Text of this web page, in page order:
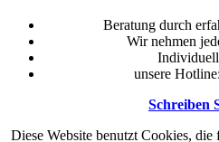
Beratung durch
Wir nehmen
unsere
Schreiben
Diese Website benutzt Cookies,